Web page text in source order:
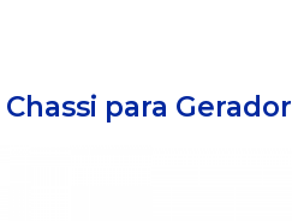
Chassi para Gerador